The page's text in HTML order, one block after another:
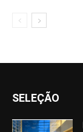
SELEÇÃO